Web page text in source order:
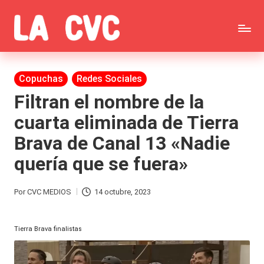
Saltar
al
contenido
C
o
p
u
c
h
a
s
F
ar
Todas
las
noticias
de
la
farándula,
Brava,
Gran
Publicada
en
Copuchas Redes Sociales
Filtran el nombre de la
cuarta eliminada de Tierra
Brava de Canal 13 «Nadie
quería que se fuera»
Publicado
PorCVC MEDIOS 14 octubre, 2023
Tierra Brava finalistas